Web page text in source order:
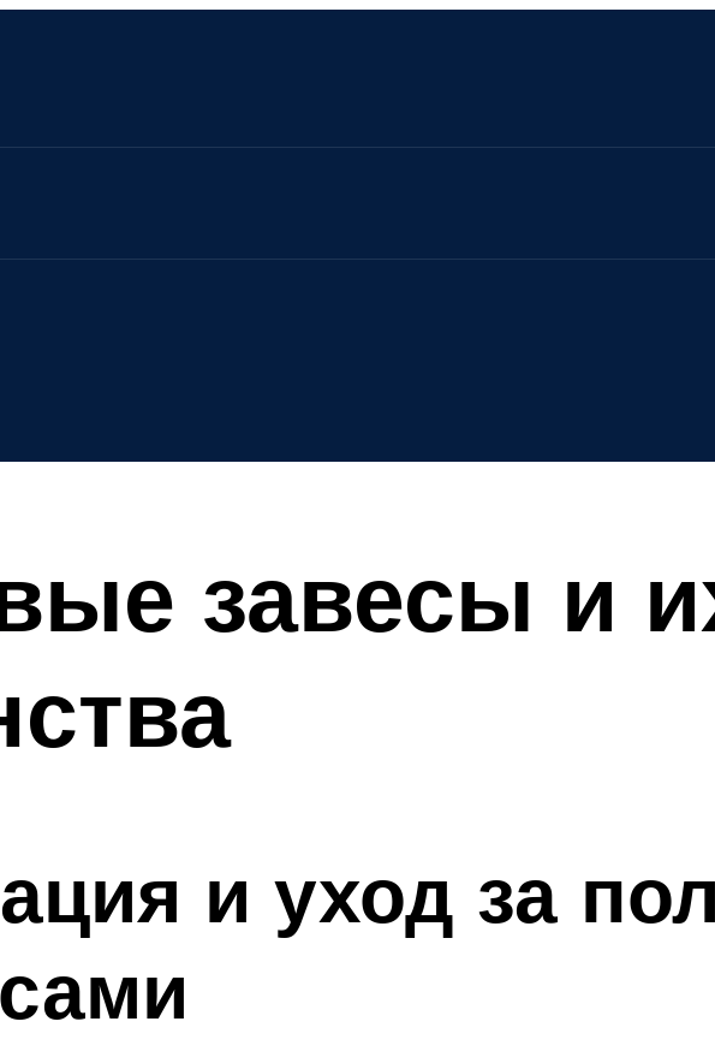
завесы и
и уход за